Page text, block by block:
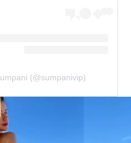
(@sumpanivip)